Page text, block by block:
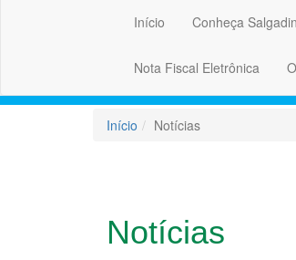
Início Conheça
Nota Fiscal Eletrônica
Início Notícias
Notícias